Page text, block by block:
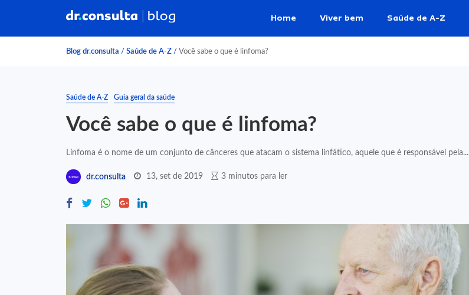
Home Viver bem Saúde de A-Z
Blog dr.consulta / Saúde de A-Z / Você sabe o que é linfoma?
Saúde de A-Z Guia geral da saúde
Você sabe o que é linfoma?
Linfoma é o nome de um conjunto de cânceres que atacam o sistema linfático, aquele que é responsável pela...
dr.consulta 13, set de 2019 3 minutos para ler